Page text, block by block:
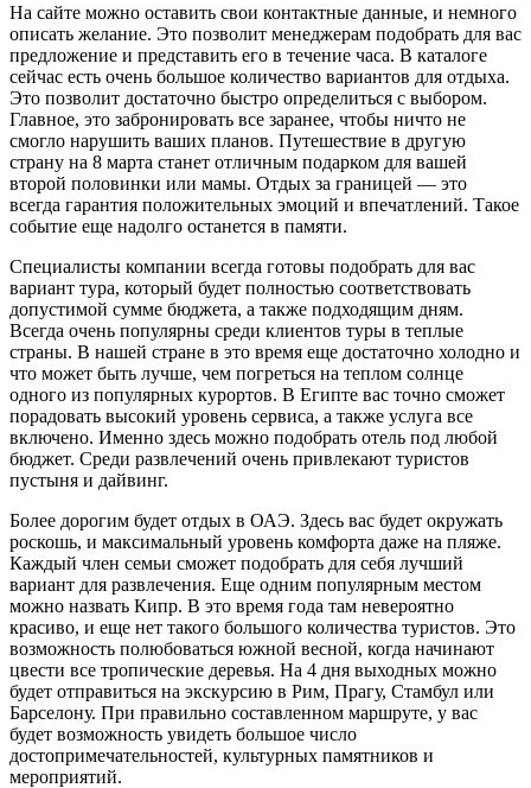
На сайте можно оставить свои контактные данные, и немного
описать желание. Это позволит менеджерам подобрать для вас
предложение и представить его в течение часа. В каталоге
сейчас есть очень большое количество вариантов для отдыха.
Это позволит достаточно быстро определиться с выбором.
Главное, это забронировать все заранее, чтобы ничто не
смогло нарушить ваших планов. Путешествие в другую
страну на 8 марта станет отличным подарком для вашей
второй половинки или мамы. Отдых за границей — это
всегда гарантия положительных эмоций и впечатлений. Такое
событие еще надолго останется в памяти.
Специалисты компании всегда готовы подобрать для вас
вариант тура, который будет полностью соответствовать
допустимой сумме бюджета, а также подходящим дням.
Всегда очень популярны среди клиентов туры в теплые
страны. В нашей стране в это время еще достаточно холодно и
что может быть лучше, чем погреться на теплом солнце
одного из популярных курортов. В Египте вас точно сможет
порадовать высокий уровень сервиса, а также услуга все
включено. Именно здесь можно подобрать отель под любой
бюджет. Среди развлечений очень привлекают туристов
пустыня и дайвинг.
Более дорогим будет отдых в ОАЭ. Здесь вас будет окружать
роскошь, и максимальный уровень комфорта даже на пляже.
Каждый член семьи сможет подобрать для себя лучший
вариант для развлечения. Еще одним популярным местом
можно назвать Кипр. В это время года там невероятно
красиво, и еще нет такого большого количества туристов. Это
возможность полюбоваться южной весной, когда начинают
цвести все тропические деревья. На 4 дня выходных можно
будет отправиться на экскурсию в Рим, Прагу, Стамбул или
Барселону. При правильно составленном маршруте, у вас
будет возможность увидеть большое число
достопримечательностей, культурных памятников и
мероприятий.